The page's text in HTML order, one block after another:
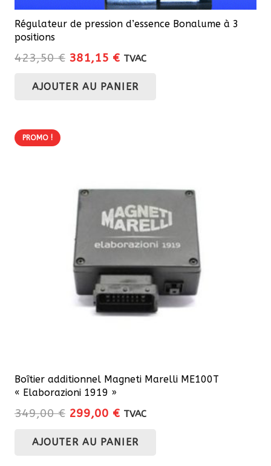
Régulateur de pression d’essence Bonalume à 3
positions
423,50€ Le
initial
381,15 €Le
actuel
TVAC
AJOUTER AU PANIER
PROMO !
Boîtier additionnel Magneti Marelli ME100T
« Elaborazioni 1919 »
349,00€ Le
initial
299,00 €Le
actuel
TVAC
AJOUTER AU PANIER